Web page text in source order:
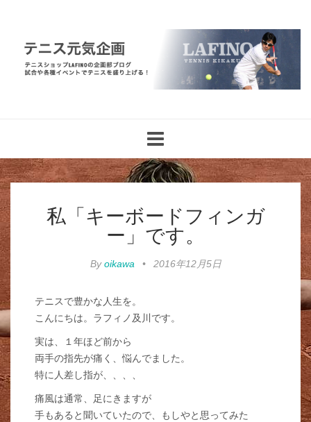
navigation
私「キーボードフィンガ
ー」です。
Byoikawa • 2016年12月5日
テニスで豊かな人生を。
こんにちは。ラフィノ及川です。
実は、１年ほど前から
両手の指先が痛く、悩んでました。
特に人差し指が、、、、
痛風は通常、足にきますが
手もあると聞いていたので、もしやと思ってみた